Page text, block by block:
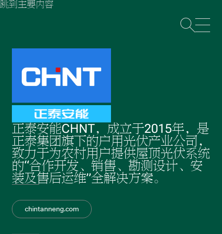
跳到主要内容
打
正泰安能CHNT，成立于2015年，是
正泰集团旗下的户用光伏产业公司，
致力于为农村用户提供屋顶光伏系统
的“合作开发、销售、勘测设计、安
装及售后运维”全解决方案。
chintanneng.com